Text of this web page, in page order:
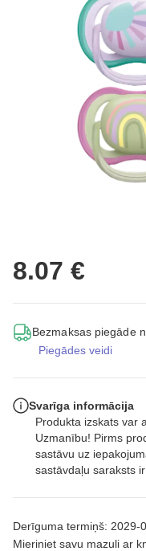
8.07 €
Bezmaksas piegāde
Piegādes veidi
Derīguma termiņš: 2029-
Mieriniet savu mazuli ar
Svarīga informācija
Produkta izskats var
Uzmanību! Pirms
sastāvu uz
sastāvdaļu saraksts